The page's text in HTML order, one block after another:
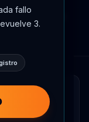
de
fallo
3.